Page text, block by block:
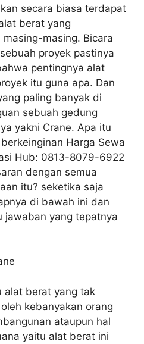
secara biasa terdapat
berat yang
masing. Bicara
proyek pastinya
pentingnya alat
itu guna apa. Dan
paling banyak di
sebuah gedung
yakni Crane. Apa itu
Harga Sewa
Hub: 0813-8079-6922
dengan semua
itu? seketika saja
di bawah ini dan
jawaban yang tepatnya
alat berat yang tak
kebanyakan orang
ataupun hal
yaitu alat berat ini